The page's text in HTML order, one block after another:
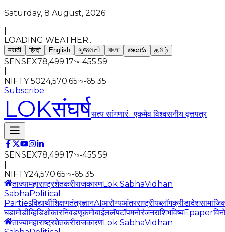
Saturday, 8 August, 2026
LOADING WEATHER...
मराठी हिन्दी English ગુજરાતી বাংলা తెలుగు தமிழ்
SENSEX78,499.17
-455.59
NIFTY 5024,570.65
-65.35
Subscribe
LOKसंघर्षसत्य सांगणारं · एकमेव विश्वसनीय वृत्तपत्र
SENSEX78,499.17
-455.59
NIFTY24,570.65
-65.35
ताज्यामहाराष्ट्रशेतकरीराजकारणLok SabhaVidhan
SabhaPolitical
Partiesविद्यार्थीशिक्षणतंत्रज्ञानAIआरोग्यआंतरराष्ट्रीयब्लॉगक्रीडादेश
घडामोडीव्हिडिओकारनिवडणूकमोबाईललॅपटॉपमनोरंजनराशिभविष्यEpaper
ताज्यामहाराष्ट्रशेतकरीराजकारणLok SabhaVidhan